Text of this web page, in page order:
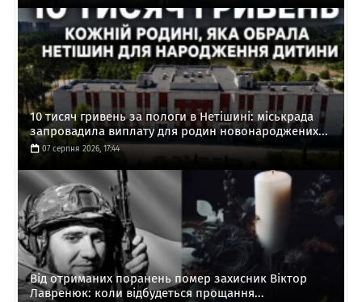
10 тисяч гривень за пологи в Нетішині: міськрада
запровадила виплату для родин новонароджених...
07 серпня 2026, 17:44
Від отриманих поранень помер захисник Віктор
Лавренюк: коли відбудеться прощання...